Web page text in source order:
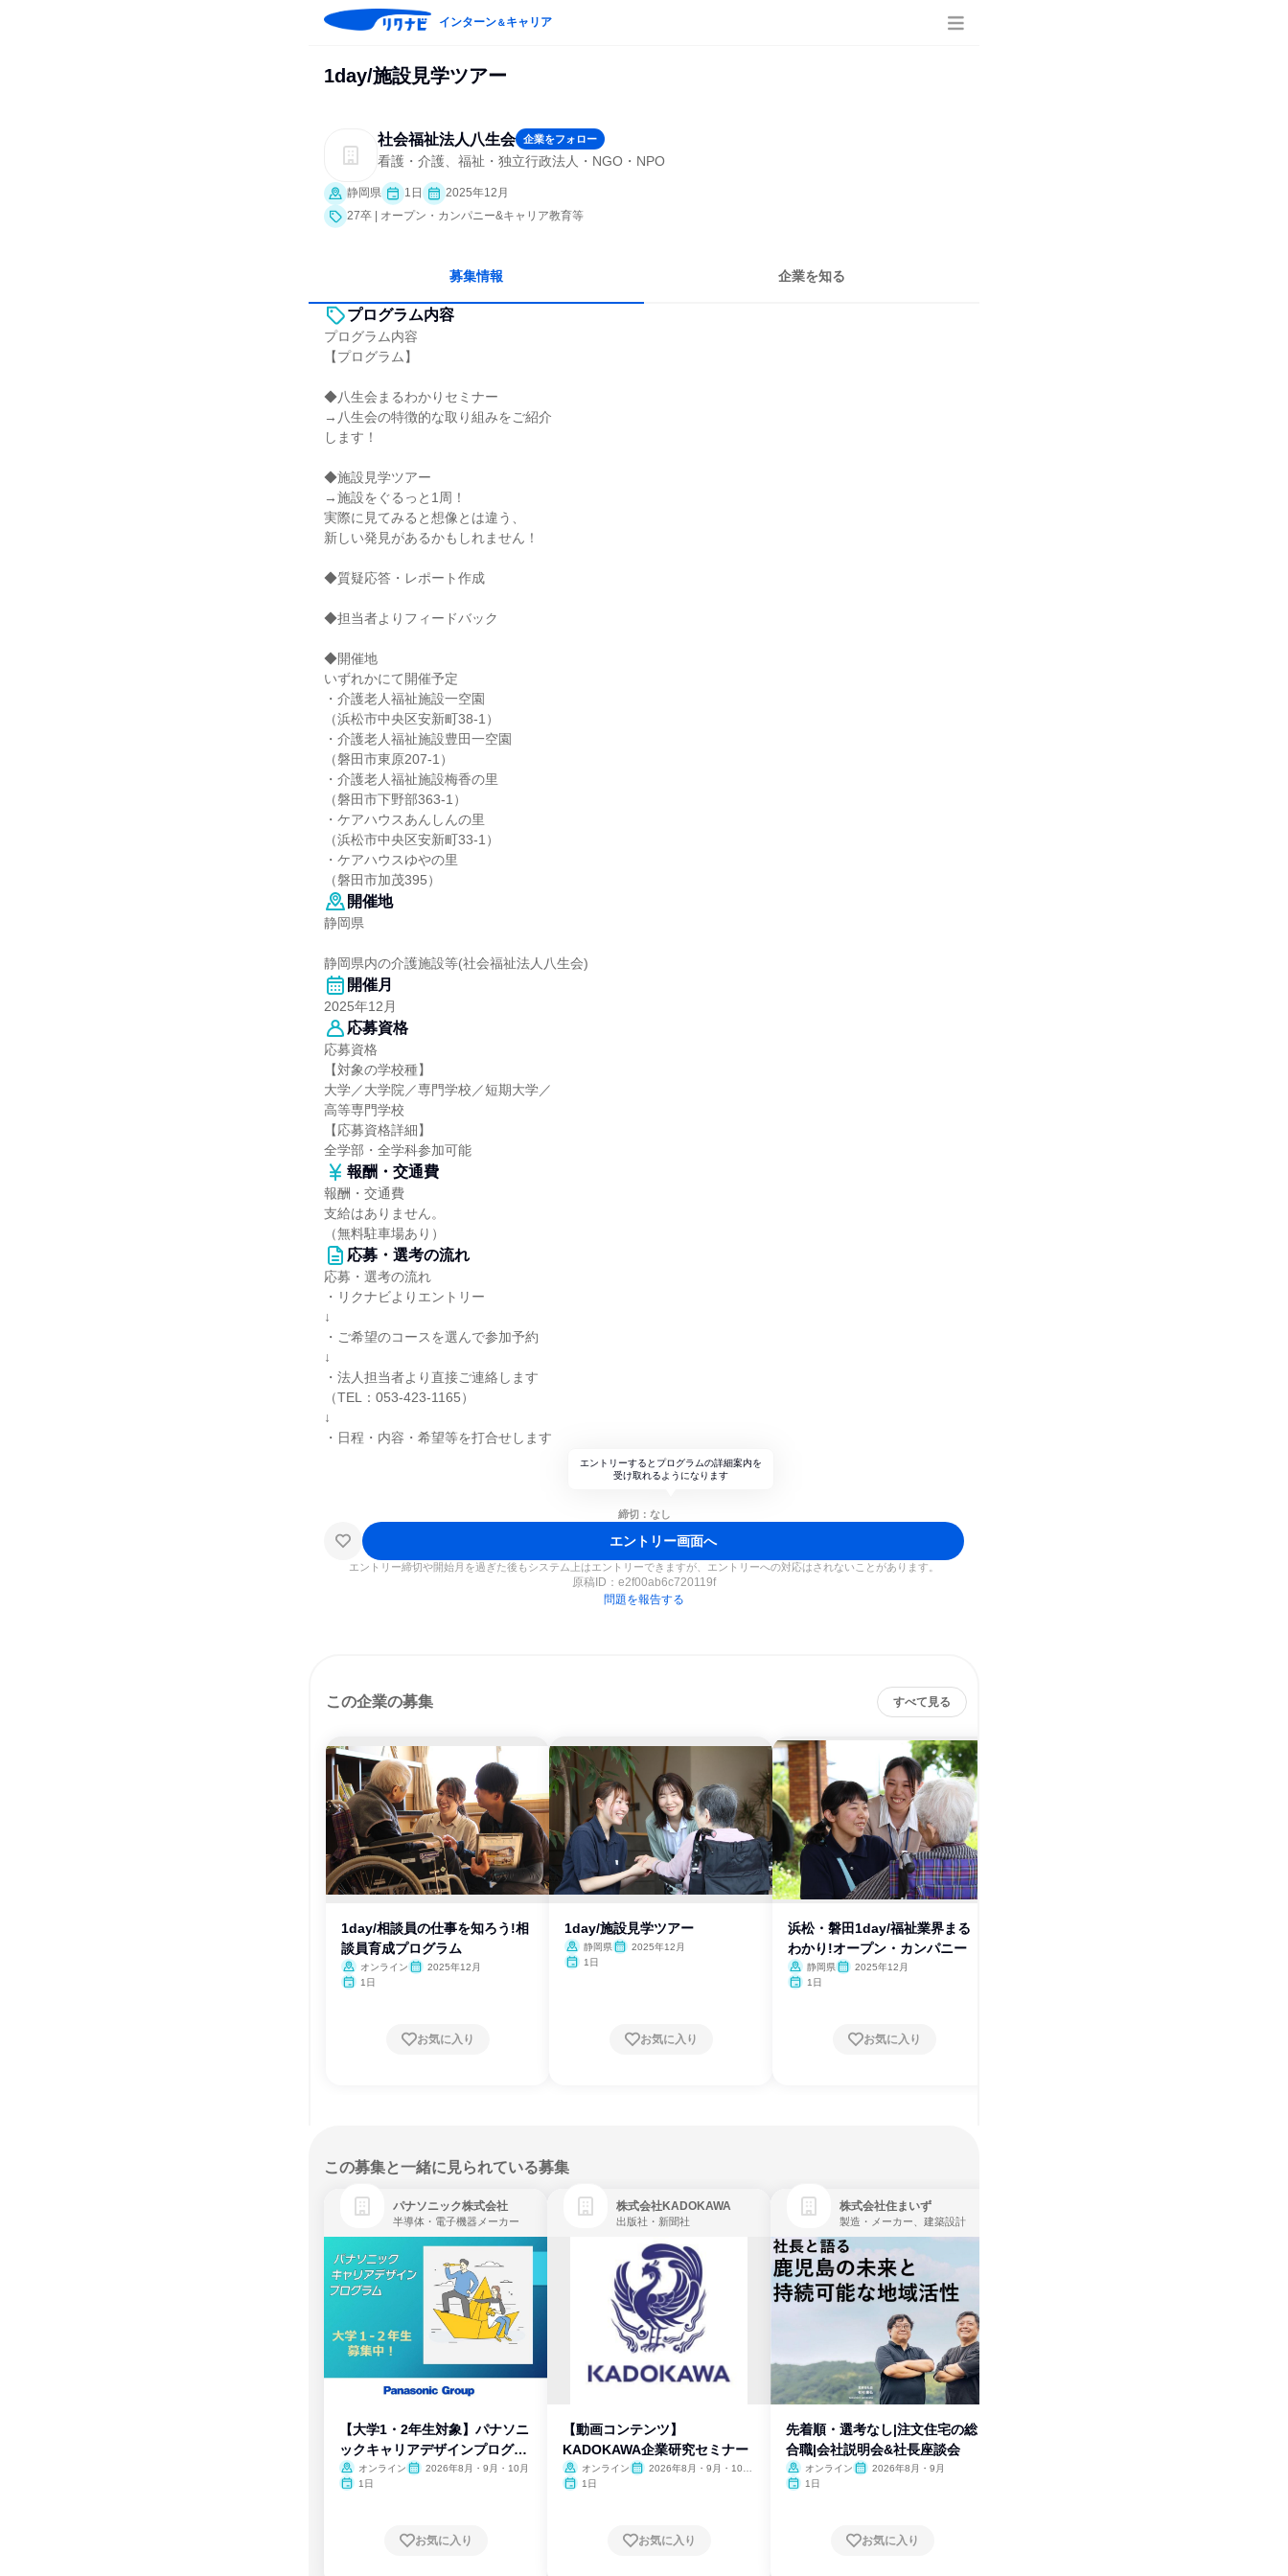
インターン＆キャリア
1day/施設見学ツアー
社会福祉法人八生会 企業をフォロー
看護・介護、福祉・独立行政法人・NGO・NPO
静岡県 1日
2025年12月
27卒 | オープン・カンパニー&キャリア教育等
募集情報 企業を知る
プログラム内容
プログラム内容
【プログラム】
◆八生会まるわかりセミナー
→八生会の特徴的な取り組みをご紹介
します！
◆施設見学ツアー
→施設をぐるっと1周！
実際に見てみると想像とは違う、
新しい発見があるかもしれません！
◆質疑応答・レポート作成
◆担当者よりフィードバック
◆開催地
いずれかにて開催予定
・介護老人福祉施設一空園
（浜松市中央区安新町38-1）
・介護老人福祉施設豊田一空園
（磐田市東原207-1）
・介護老人福祉施設梅香の里
（磐田市下野部363-1）
・ケアハウスあんしんの里
（浜松市中央区安新町33-1）
・ケアハウスゆやの里
（磐田市加茂395）
開催地
静岡県
静岡県内の介護施設等(社会福祉法人八生会)
開催月
2025年12月
応募資格
応募資格
【対象の学校種】
大学／大学院／専門学校／短期大学／
高等専門学校
【応募資格詳細】
全学部・全学科参加可能
報酬・交通費
報酬・交通費
支給はありません。
（無料駐車場あり）
応募・選考の流れ
応募・選考の流れ
・リクナビよりエントリー
↓
・ご希望のコースを選んで参加予約
↓
・法人担当者より直接ご連絡します
（TEL：053-423-1165）
↓
・日程・内容・希望等を打合せします
エントリーするとプログラムの詳細案内を
受け取れるようになります
締切：なし
エントリー画面へ
エントリー締切や開始月を過ぎた後もシステム上はエントリーできますが、エントリーへの対応はされないことがあります。
原稿ID： e2f00ab6c720119f
問題を報告する
この企業の募集 すべて見る
1day/相談員の仕事を知ろう!相
談員育成プログラム
オンライン
2025年12月
1日
お気に入り
1day/施設見学ツアー
静岡県
2025年12月
1日
お気に入り
浜松・磐田1day/福祉業界まる
わかり!オープン・カンパニー
静岡県
2025年12月
1日
お気に入り
この募集と一緒に見られている募集
パナソニック株式会社
半導体・電子機器メーカー
【大学1・2年生対象】パナソニ
ックキャリアデザインプログラ
ム
オンライン
2026年8月・9月・10月
1日
お気に入り
株式会社KADOKAWA
出版社・新聞社
【動画コンテンツ】
KADOKAWA企業研究セミナー
オンライン
2026年8月・9月・10
1日
お気に入り
株式会社住まいず
製造・メーカー、建築設計
先着順・選考なし|注文住宅の総
合職|会社説明会&社長座談会
オンライン
2026年8月・9月
1日
お気に入り